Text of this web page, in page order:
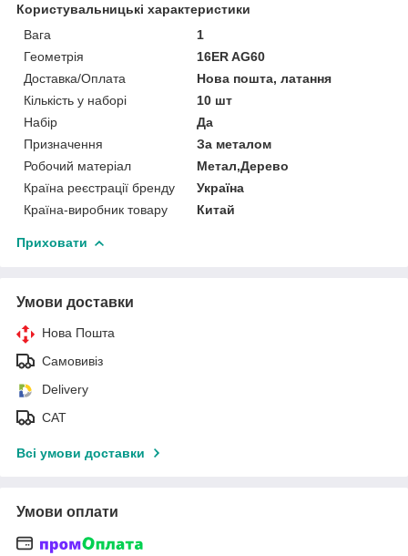
Користувальницькі характеристики
Вага
1
Геометрія
16ER AG60
Доставка/Оплата
Нова пошта, латання
Кількість у наборі
10 шт
Набір
Да
Призначення
За металом
Робочий матеріал
Метал,Дерево
Країна реєстрації бренду
Україна
Країна-виробник товару
Китай
Приховати
Умови доставки
Нова Пошта
Самовивіз
Delivery
САТ
Всі умови доставки
Умови оплати